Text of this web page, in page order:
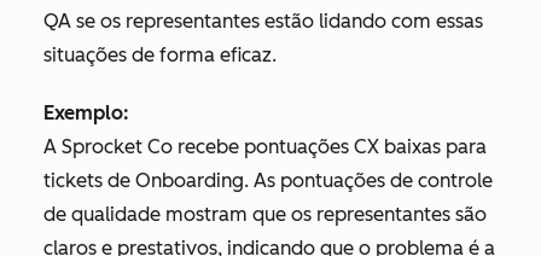
QA se os representantes estão lidando com essas
situações de forma eficaz.
Exemplo:
A Sprocket Co recebe pontuações CX baixas para
tickets de Onboarding. As pontuações de controle
de qualidade mostram que os representantes são
claros e prestativos, indicando que o problema é a